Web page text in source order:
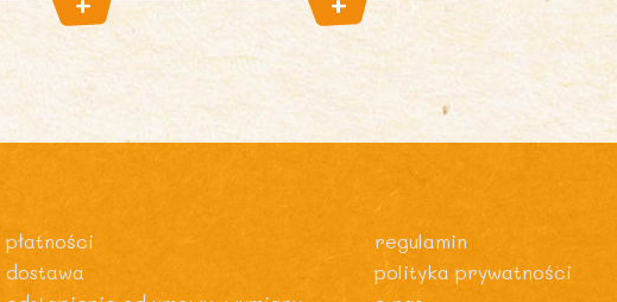
płatności
dostawa
regulamin
polityka prywatności